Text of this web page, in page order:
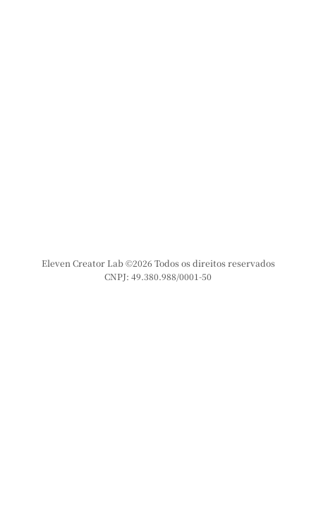
Eleven Creator Lab ©2026 Todos os direitos reservados
CNPJ: 49.380.988/0001-50